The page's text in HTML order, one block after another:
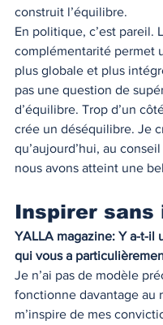
construit l’équilibre.
En politique, c’est pareil.
complémentarité permet
plus globale et plus
pas une question de
d’équilibre. Trop d’un
crée un déséquilibre. Je
qu’aujourd’hui, au
nous avons atteint une
Inspirer sans
YALLA magazine: Y a-t-il
qui vous a
Je n’ai pas de modèle
fonctionne davantage au
m’inspire de mes